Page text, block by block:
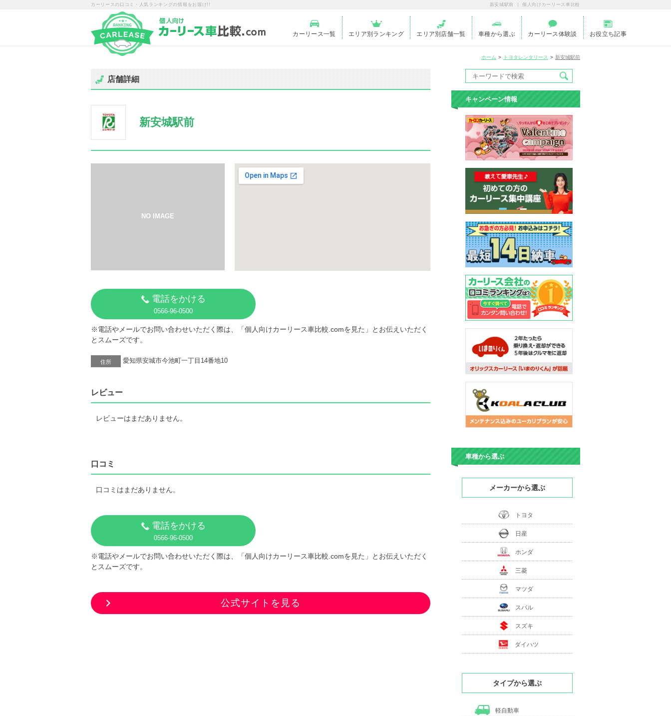
カーリースの口コミ・人気ランキングの情報をお届け!! 新安城駅前 ｜ 個人向けカーリース車比較
カーリース一覧 エリア別ランキング エリア別店舗一覧 車種から選ぶ カーリース体験談 お役立ち記事
ホーム トヨタレンタリース 新安城駅前
店舗詳細
新安城駅前
電話をかける
0566-96-0500
※電話やメールでお問い合わせいただく際は、「個人向けカーリース車比較.comを見た」とお伝えいただく
とスムーズです。
住所 愛知県安城市今池町一丁目14番地10
レビュー
レビューはまだありません。
口コミ
口コミはまだありません。
電話をかける
0566-96-0500
※電話やメールでお問い合わせいただく際は、「個人向けカーリース車比較.comを見た」とお伝えいただく
とスムーズです。
公式サイトを見る
キャンペーン情報
車種から選ぶ
メーカーから選ぶ
トヨタ
日産
ホンダ
三菱
マツダ
スバル
スズキ
ダイハツ
タイプから選ぶ
軽自動車